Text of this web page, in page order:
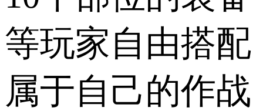
等玩家自由搭配
属于自己的作战